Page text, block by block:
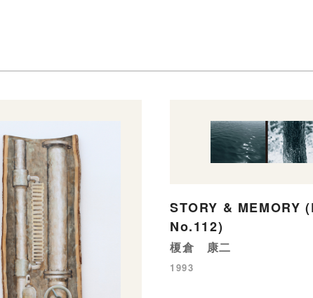
STORY & MEMORY
No.112)
榎倉 康二
1993